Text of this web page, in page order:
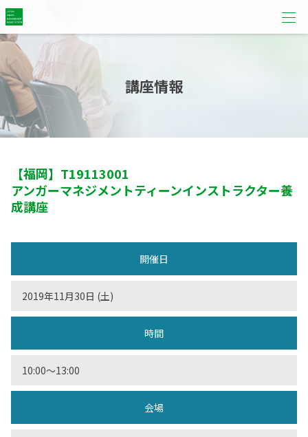
講座情報
【福岡】 T19113001
アンガーマネジメントティーンインストラクター養
成講座
開催日
2019年11月30日 (土)
時間
10:00〜13:00
会場